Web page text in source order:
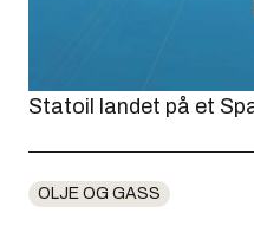
Statoil landet på et
OLJE OG GASS